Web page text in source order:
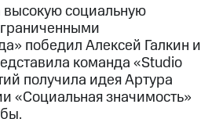
социальную
победил Алексей Галкин и
команда «Studio
получила идея Артура
«Социальная значимость»